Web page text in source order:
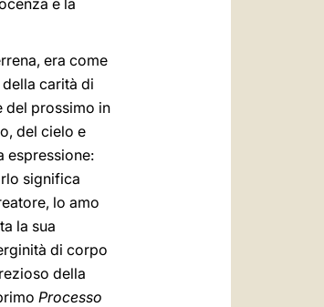
e la
era come
carità di
del prossimo in
del cielo e
espressione:
significa
lo amo
la sua
di corpo
della
Processo